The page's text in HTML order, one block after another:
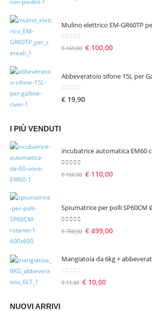
€169,00 € 100,00
€ 19,90
I PIÙ VENDUTI
€150,00 € 110,00
€750,00 € 499,00
€11,00 € 10,00
NUOVI ARRIVI